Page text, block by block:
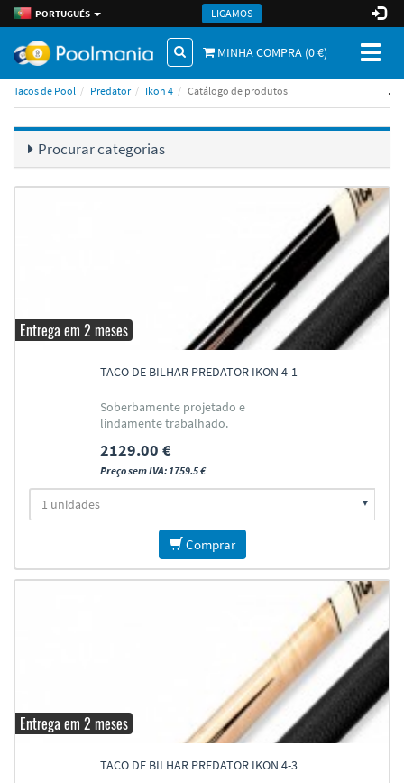
PORTUGUÉS LIGAMOS
MINHA COMPRA (0€)
Tacos de Pool Predator Ikon 4 Catálogo de produtos .
Procurar categorias
Entrega em 2 meses
TACO DE BILHAR PREDATOR IKON 4-1
Soberbamente projetado e
lindamente trabalhado.
2129.00 €
Preço sem IVA: 1759.5 €
Comprar
Entrega em 2 meses
TACO DE BILHAR PREDATOR IKON 4-3